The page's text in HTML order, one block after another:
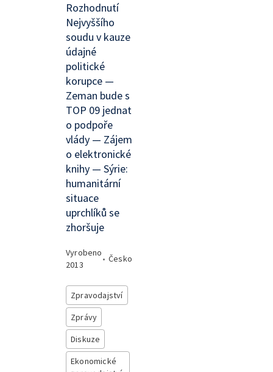
Rozhodnutí
Nejvyššího
soudu v kauze
údajné
politické
korupce —
Zeman bude s
TOP 09 jednat
o podpoře
vlády — Zájem
o elektronické
knihy — Sýrie:
humanitární
situace
uprchlíků se
zhoršuje
Vyrobeno
2013
• Česko
Zpravodajství
Zprávy
Diskuze
Ekonomické